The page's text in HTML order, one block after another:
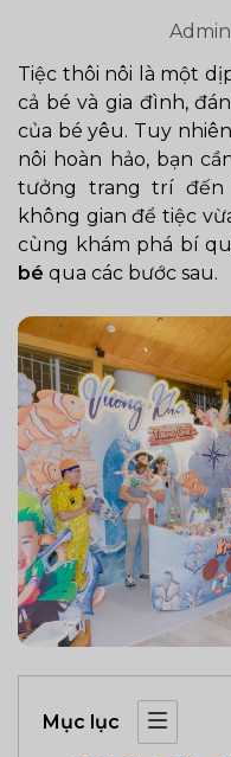
Admin
Tiệc thôi nôi là một
cả bé và gia đình,
của bé yêu. Tuy
nôi hoàn hảo, bạn
tưởng trang trí đến
không gian để tiệc
cùng khám phá bí
bé qua các bước sau.
Mục lục